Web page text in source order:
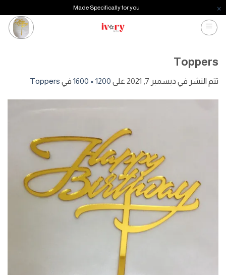
Made Specifically for you
تخطي
للمحتوى
Toppers
تتم النشر في ديسمبر 7, 2021 على 1200 × 1600 في Toppers